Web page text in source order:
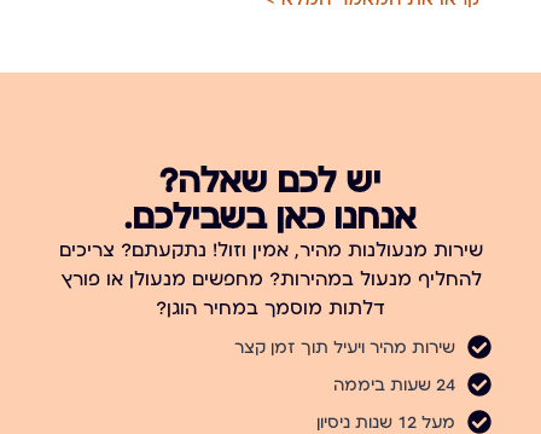
יש לכם שאלה?
אנחנו כאן בשבילכם.
שירות מנעולנות מהיר, אמין וזול! נתקעתם? צריכים
להחליף מנעול במהירות? מחפשים מנעולן או פורץ
דלתות מוסמך במחיר הוגן?
שירות מהיר ויעיל תוך זמן קצר
24 שעות ביממה
מעל 12 שנות ניסיון